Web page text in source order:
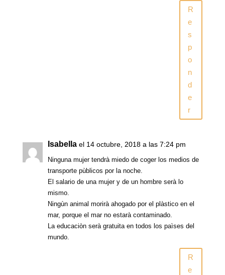
R
e
s
p
o
n
d
e
r
Isabella el 14 octubre, 2018 a las 7:24 pm
Ninguna mujer tendrà miedo de coger los medios de
transporte pùblicos por la noche.
El salario de una mujer y de un hombre serà lo
mismo.
Ningùn animal morirà ahogado por el plàstico en el
mar, porque el mar no estarà contaminado.
La educaciòn serà gratuita en todos los paìses del
mundo.
R
e